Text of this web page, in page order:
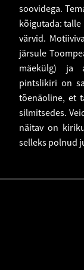
soovidega.
kõigutada:
värvid.
järsule
mäekülg) ja
pintslikiri on
tõenäoline, et
silmitsedes.
näitav on
selleks polnud